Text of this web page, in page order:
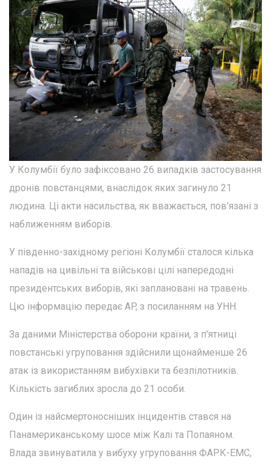
У Колумбії було зафіксовано 26 випадків застосування
дронів повстанцями, внаслідок яких загинуло 21
людина. Ці акти насильства, як вважається, пов'язані з
наближенням виборів.
У південно-західному регіоні Колумбії сталося кілька
нападів на цивільні та військові цілі напередодні
президентських виборів, які заплановані на травень.
Цю інформацію передає AP, з посиланням на УНН.
За даними Міністерства оборони країни, з п'ятниці
повстанські угруповання здійснили щонайменше 26
атак із використанням вибухівки та безпілотників.
Кількість загиблих зросла до 21 особи.
Один із найсмертоносніших інцидентів стався на
Панамериканському шосе між Калі та Попаяном.
Влада звинуватила у вибуху угруповання ФАРК-ЕМС,